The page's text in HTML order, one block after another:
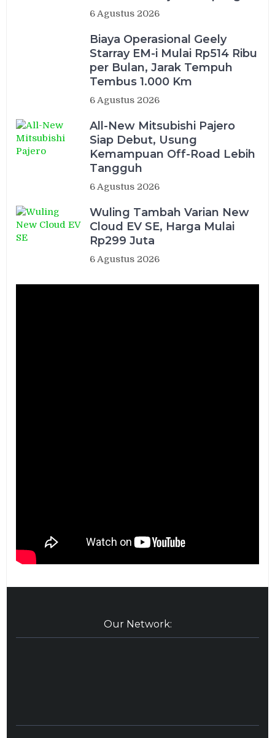
6 Agustus 2026
Biaya Operasional Geely
Starray EM-i Mulai Rp514 Ribu
per Bulan, Jarak Tempuh
Tembus 1.000 Km
6 Agustus 2026
All-New Mitsubishi Pajero
Siap Debut, Usung
Kemampuan Off-Road Lebih
Tangguh
6 Agustus 2026
Wuling Tambah Varian New
Cloud EV SE, Harga Mulai
Rp299 Juta
6 Agustus 2026
Our Network: